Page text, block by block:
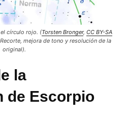
círculo rojo. (Torsten Bronger, CC BY-SA
mejora de tono y resolución de la
original).
la
de Escorpio